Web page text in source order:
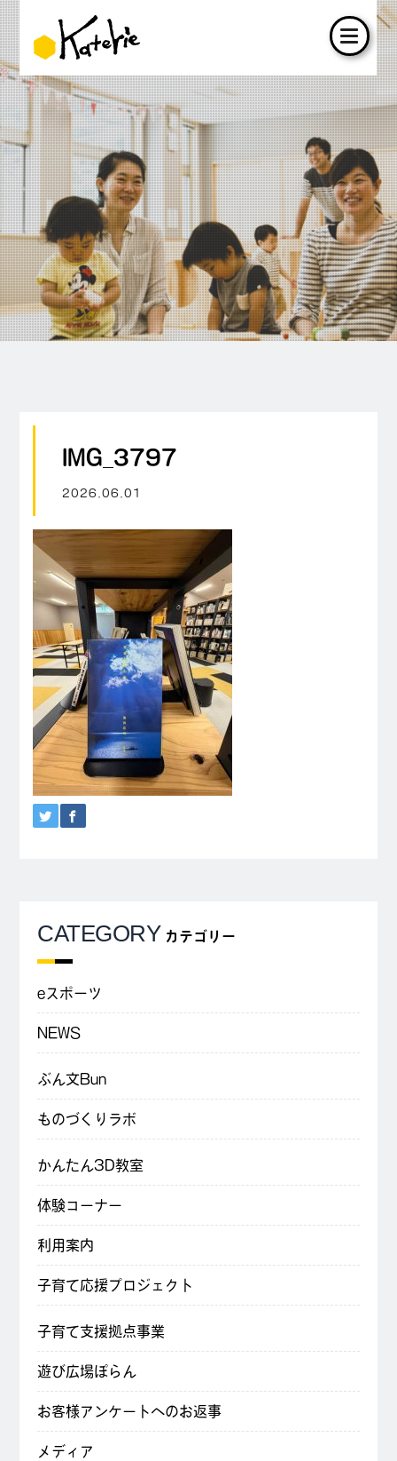
IMG_3797
2026.06.01
CATEGORY カテゴリー
eスポーツ
NEWS
ぶん文Bun
ものづくりラボ
かんたん3D教室
体験コーナー
利用案内
子育て応援プロジェクト
子育て支援拠点事業
遊び広場ぽらん
お客様アンケートへのお返事
メディア